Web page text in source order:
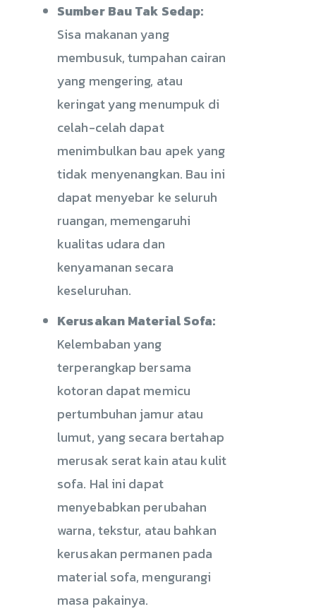
Sumber Bau Tak Sedap:
Sisa makanan yang
membusuk, tumpahan cairan
yang mengering, atau
keringat yang menumpuk di
celah-celah dapat
menimbulkan bau apek yang
tidak menyenangkan. Bau ini
dapat menyebar ke seluruh
ruangan, memengaruhi
kualitas udara dan
kenyamanan secara
keseluruhan.
Kerusakan Material Sofa:
Kelembaban yang
terperangkap bersama
kotoran dapat memicu
pertumbuhan jamur atau
lumut, yang secara bertahap
merusak serat kain atau kulit
sofa. Hal ini dapat
menyebabkan perubahan
warna, tekstur, atau bahkan
kerusakan permanen pada
material sofa, mengurangi
masa pakainya.